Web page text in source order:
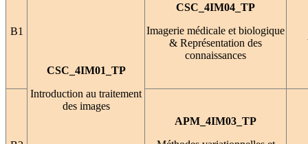
B1
CSC_4IM01_TP
Introduction au traitement
des images
CSC_4IM04_TP
Imagerie médicale et biologique
& Représentation des
connaissances
APM_4IM03_TP